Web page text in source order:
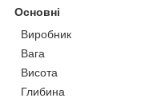
Основні
Виробник
Вага
Висота
Глибина